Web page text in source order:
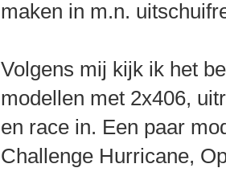
maken in m.n.
Volgens mij kijk ik het
modellen met 2x406,
en race in. Een paar
Challenge Hurricane,